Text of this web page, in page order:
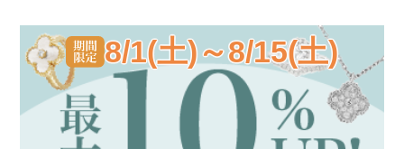
8/1(土)～8/15(土)